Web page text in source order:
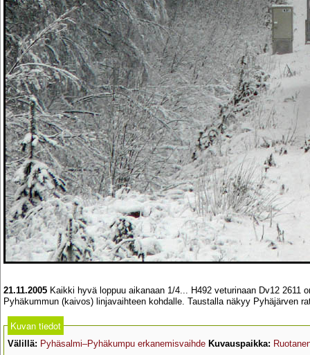
21.11.2005 Kaikki hyvä loppuu aikanaan 1/4... H492 veturinaan Dv12
Pyhäkummun (kaivos) linjavaihteen kohdalle. Taustalla näkyy Pyhäjärven
Kuvan tiedot
Välillä: Pyhäsalmi–Pyhäkumpu erkanemisvaihde Kuvauspaikka: